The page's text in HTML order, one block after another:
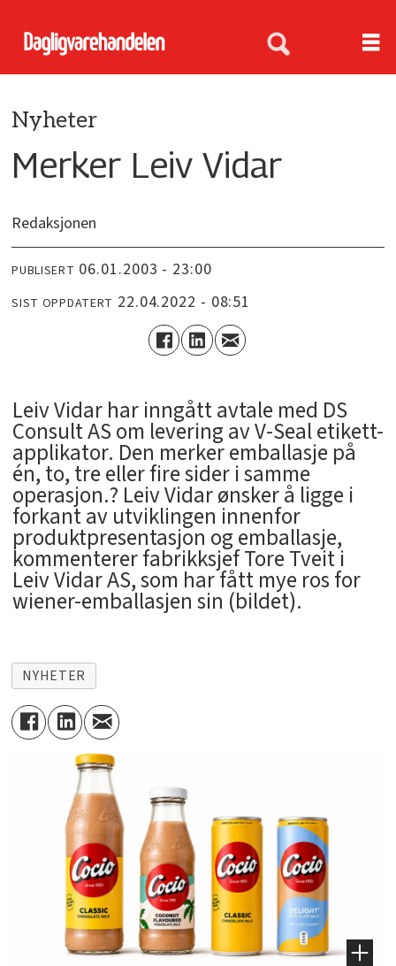
Nyheter
Merker Leiv Vidar
Redaksjonen
PUBLISERT 06.01.2003 - 23:00
SIST OPPDATERT 22.04.2022 - 08:51
Leiv Vidar har inngått avtale med DS
Consult AS om levering av V-Seal etikett-
applikator. Den merker emballasje på
én, to, tre eller fire sider i samme
operasjon.? Leiv Vidar ønsker å ligge i
forkant av utviklingen innenfor
produktpresentasjon og emballasje,
kommenterer fabrikksjef Tore Tveit i
Leiv Vidar AS, som har fått mye ros for
wiener-emballasjen sin (bildet).
NYHETER